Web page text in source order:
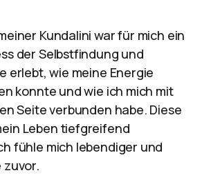
Kundalini war für mich ein
der Selbstfindung und
erlebt, wie meine Energie
konnte und wie ich mich mit
Seite verbunden habe. Diese
Leben tiefgreifend
fühle mich lebendiger und
zuvor.